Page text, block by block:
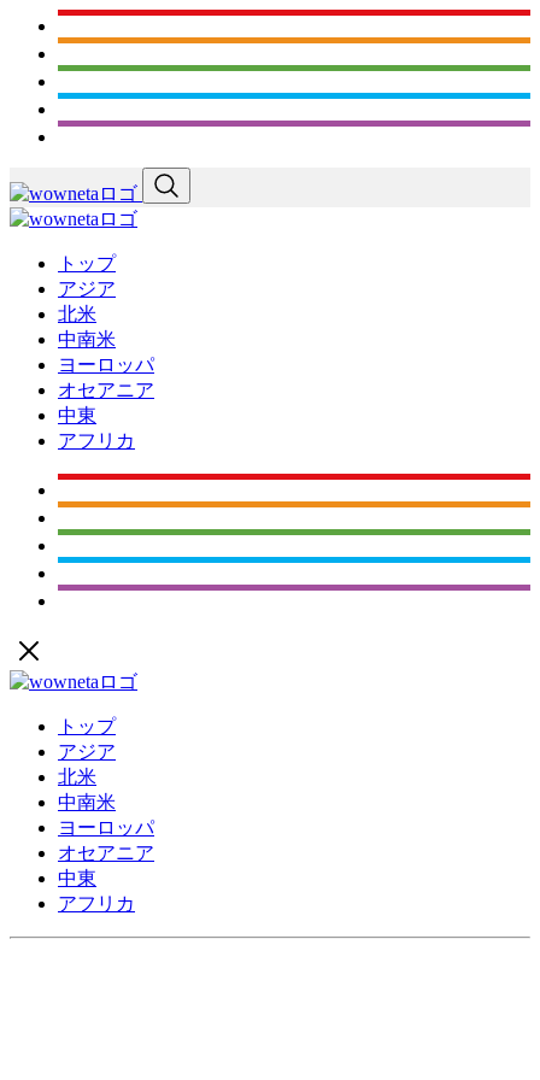
トップ
アジア
北米
中南米
ヨーロッパ
オセアニア
中東
アフリカ
トップ
アジア
北米
中南米
ヨーロッパ
オセアニア
中東
アフリカ